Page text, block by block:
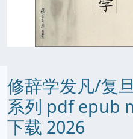
修辞学发凡/复
系列 pdf epub
下载 2026